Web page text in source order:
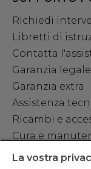
Richiedi
Libretti di
Contatta
Garanzia legale
Garanzia extra
Assistenza
Ricambi e
Cura e
La vostra